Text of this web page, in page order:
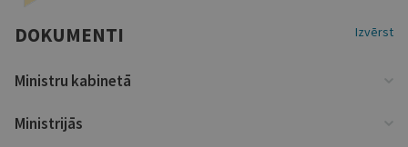
DOKUMENTI Izvērst
Ministru kabinetā
Ministrijās